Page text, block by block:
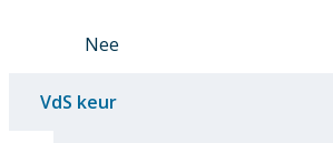
Nee
VdS keur